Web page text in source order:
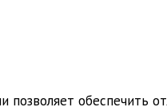
позволяет обеспечить